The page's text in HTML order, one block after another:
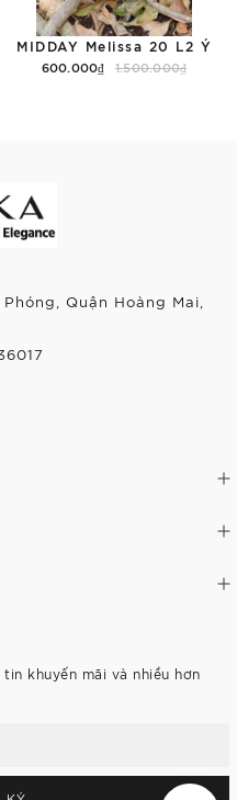
MIDDAY Melissa 20 L2 Ý
600.000₫ 1.500.000₫
Quận Hoàng Mai,
khuyến mãi và nhiều hơn